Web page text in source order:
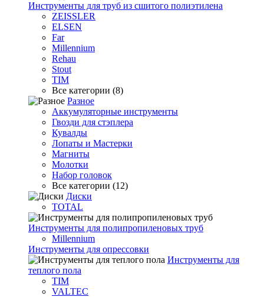
Инструменты для труб из сшитого полиэтилена
ZEISSLER
ELSEN
Far
Millennium
Rehau
Stout
TIM
Все категории (8)
Разное
Аккумуляторные инструменты
Гвозди для стэплера
Кувалды
Лопаты и Мастерки
Магниты
Молотки
Набор головок
Все категории (12)
Диски
TOTAL
Инструменты для полипропиленовых труб
Millennium
Инструменты для опрессовки
Инструменты для
теплого пола
TIM
VALTEC